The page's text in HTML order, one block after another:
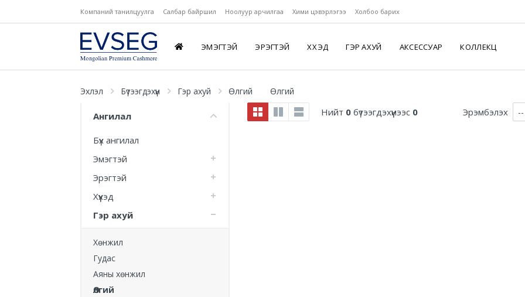
Компаний танилцуулга Салбар байршил Ноолуур арчилгаа Хими цэвэрлэгээ Холбоо барих
ЭМЭГТЭЙ ЭРЭГТЭЙ ХҮҮХЭД ГЭР АХУЙ АКСЕССУАР КОЛЛЕКЦ
Эхлэл Бүтээгдэхүүн Гэр ахуй Өлгий Өлгий
Ангилал
Бүх ангилал
Эмэгтэй
Эрэгтэй
Хүүхэд
Гэр ахуй
Хөнжил
Гудас
Аяны хөнжил
Өлгий
Нийт 0 бүтээгдэхүүнээс 0 Эрэмбэлэх